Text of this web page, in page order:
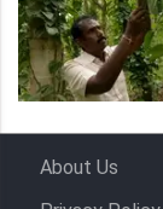
About Us